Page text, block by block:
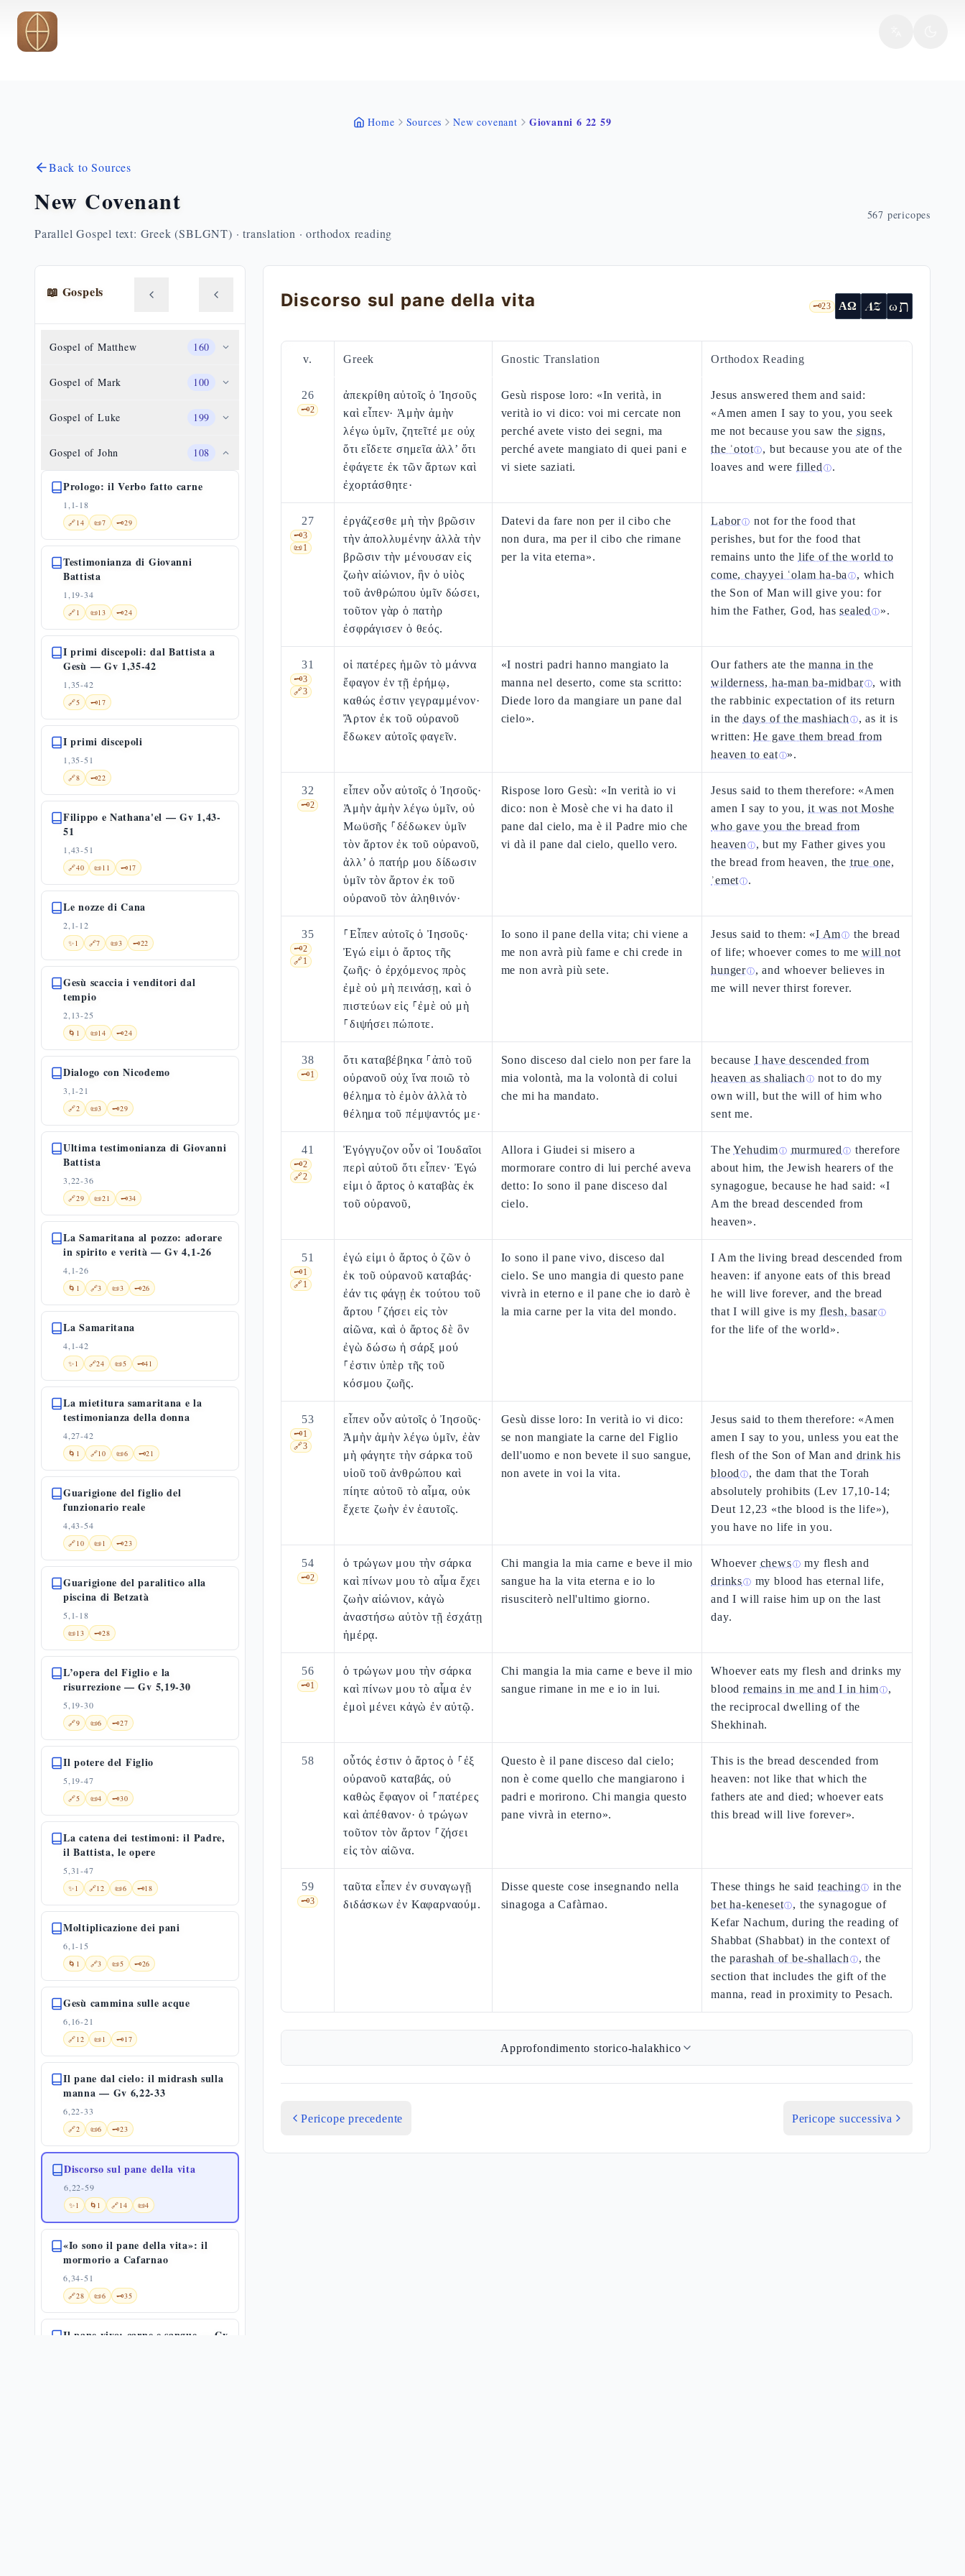
Skip to main content
Home Sources New covenant Giovanni 6 22 59
Back to Sources
New Covenant
Parallel Gospel text: Greek (SBLGNT) · translation · orthodox reading
567 pericopes
📖 Gospels
Gospel of Matthew 160
Gospel of Mark 100
Gospel of Luke 199
Gospel of John 108
Prologo: il Verbo fatto carne
1,1-18
🔗14 📜7 🗝️29
Testimonianza di Giovanni
Battista
1,19-34
🔗1 📜13 🗝️24
I primi discepoli: dal Battista a
Gesù — Gv 1,35-42
1,35-42
🔗5 🗝️17
I primi discepoli
1,35-51
🔗8 🗝️22
Filippo e Nathana'el — Gv 1,43-
51
1,43-51
🔗40 📜11 🗝️17
Le nozze di Cana
2,1-12
✨1 🔗7 📜3 🗝️22
Gesù scaccia i venditori dal
tempio
2,13-25
🌀 1 📜14 🗝️24
Dialogo con Nicodemo
3,1-21
🔗2 📜3 🗝️29
Ultima testimonianza di Giovanni
Battista
3,22-36
🔗29 📜21 🗝️34
La Samaritana al pozzo: adorare
in spirito e verità — Gv 4,1-26
4,1-26
🌀 1 🔗3 📜3 🗝️26
La Samaritana
4,1-42
✨1 🔗24 📜5 🗝️41
La mietitura samaritana e la
testimonianza della donna
4,27-42
🌀 1 🔗10 📜6 🗝️21
Guarigione del figlio del
funzionario reale
4,43-54
🔗10 📜1 🗝️23
Guarigione del paralitico alla
piscina di Betzatà
5,1-18
📜13 🗝️28
L’opera del Figlio e la
risurrezione — Gv 5,19-30
5,19-30
🔗9 📜6 🗝️27
Il potere del Figlio
5,19-47
🔗5 📜4 🗝️30
La catena dei testimoni: il Padre,
il Battista, le opere
5,31-47
✨1 🔗12 📜6 🗝️18
Moltiplicazione dei pani
6,1-15
🌀 1 🔗3 📜5 🗝️26
Gesù cammina sulle acque
6,16-21
🔗12 📜1 🗝️17
Il pane dal cielo: il midrash sulla
manna — Gv 6,22-33
6,22-33
🔗2 📜6 🗝️23
Discorso sul pane della vita
6,22-59
✨1 🌀 1 🔗14 📜4
«Io sono il pane della vita»: il
mormorio a Cafarnao
6,34-51
🔗28 📜6 🗝️35
Il pane vivo: carne e sangue — Gv
Discorso sul pane della vita 🗝️23 ΑΩ AZ ωת
v. Greek Gnostic Translation Orthodox Reading
26
🗝️2
ἀπεκρίθη αὐτοῖς ὁ Ἰησοῦς
καὶ εἶπεν· Ἀμὴν ἀμὴν
λέγω ὑμῖν, ζητεῖτέ με οὐχ
ὅτι εἴδετε σημεῖα ἀλλ’ ὅτι
ἐφάγετε ἐκ τῶν ἄρτων καὶ
ἐχορτάσθητε·
Gesù rispose loro: «In verità, in
verità io vi dico: voi mi cercate non
perché avete visto dei segni, ma
perché avete mangiato di quei pani e
vi siete saziati.
Jesus answered them and said:
«Amen amen I say to you, you seek
me not because you saw the signs,
the ʾototⓘ, but because you ate of the
loaves and werefilled ⓘ.
27
🗝️3
📜1
ἐργάζεσθε μὴ τὴν βρῶσιν
τὴν ἀπολλυμένην ἀλλὰ τὴν
βρῶσιν τὴν μένουσαν εἰς
ζωὴν αἰώνιον, ἣν ὁ υἱὸς
τοῦ ἀνθρώπου ὑμῖν δώσει,
τοῦτον γὰρ ὁ πατὴρ
ἐσφράγισεν ὁ θεός.
Datevi da fare non per il cibo che
non dura, ma per il cibo che rimane
per la vita eterna».
Laborⓘ not for the food that
perishes, but for the food that
remains unto the life of the world to
come, chayyei ʿolam ha-ba ⓘ, which
the Son of Man will give you: for
him the Father, God, hassealed ⓘ».
31
🗝️3
🔗3
οἱ πατέρες ἡμῶν τὸ μάννα
ἔφαγον ἐν τῇ ἐρήμῳ,
καθώς ἐστιν γεγραμμένον·
Ἄρτον ἐκ τοῦ οὐρανοῦ
ἔδωκεν αὐτοῖς φαγεῖν.
«I nostri padri hanno mangiato la
manna nel deserto, come sta scritto:
Diede loro da mangiare un pane dal
cielo».
Our fathers ate themanna in the
wilderness, ha-man ba-midbarⓘ, with
the rabbinic expectation of its return
in the days of the mashiach ⓘ, as it is
written:He gave them bread from
heaven to eatⓘ».
32
🗝️2
εἶπεν οὖν αὐτοῖς ὁ Ἰησοῦς·
Ἀμὴν ἀμὴν λέγω ὑμῖν, οὐ
Μωϋσῆς ⸀δέδωκεν ὑμῖν
τὸν ἄρτον ἐκ τοῦ οὐρανοῦ,
ἀλλ’ ὁ πατήρ μου δίδωσιν
ὑμῖν τὸν ἄρτον ἐκ τοῦ
οὐρανοῦ τὸν ἀληθινόν·
Rispose loro Gesù: «In verità io vi
dico: non è Mosè che vi ha dato il
pane dal cielo, ma è il Padre mio che
vi dà il pane dal cielo, quello vero.
Jesus said to them therefore: «Amen
amen I say to you,it was not Moshe
who gave you the bread from
heaven ⓘ, but my Father gives you
the bread from heaven, the true one,
ʾemetⓘ.
35
🗝️2
🔗1
⸀Εἶπεν αὐτοῖς ὁ Ἰησοῦς·
Ἐγώ εἰμι ὁ ἄρτος τῆς
ζωῆς· ὁ ἐρχόμενος πρὸς
ἐμὲ οὐ μὴ πεινάσῃ, καὶ ὁ
πιστεύων εἰς ⸀ἐμὲ οὐ μὴ
⸀διψήσει πώποτε.
Io sono il pane della vita; chi viene a
me non avrà più fame e chi crede in
me non avrà più sete.
Jesus said to them: «I Amⓘ the bread
of life; whoever comes to mewill not
hungerⓘ, and whoever believes in
me will never thirst forever.
38
🗝️1
ὅτι καταβέβηκα ⸀ἀπὸ τοῦ
οὐρανοῦ οὐχ ἵνα ποιῶ τὸ
θέλημα τὸ ἐμὸν ἀλλὰ τὸ
θέλημα τοῦ πέμψαντός με·
Sono disceso dal cielo non per fare la
mia volontà, ma la volontà di colui
che mi ha mandato.
because I have descended from
heaven as shaliach ⓘ not to do my
own will, but the will of him who
sent me.
41
🗝️2
🔗2
Ἐγόγγυζον οὖν οἱ Ἰουδαῖοι
περὶ αὐτοῦ ὅτι εἶπεν· Ἐγώ
εἰμι ὁ ἄρτος ὁ καταβὰς ἐκ
τοῦ οὐρανοῦ,
Allora i Giudei si misero a
mormorare contro di lui perché aveva
detto: Io sono il pane disceso dal
cielo.
TheYehudimⓘ murmured ⓘ therefore
about him, the Jewish hearers of the
synagogue, because he had said: «I
Am the bread descended from
heaven».
51
🗝️1
🔗1
ἐγώ εἰμι ὁ ἄρτος ὁ ζῶν ὁ
ἐκ τοῦ οὐρανοῦ καταβάς·
ἐάν τις φάγῃ ἐκ τούτου τοῦ
ἄρτου ⸀ζήσει εἰς τὸν
αἰῶνα, καὶ ὁ ἄρτος δὲ ὃν
ἐγὼ δώσω ἡ σάρξ μού
⸀ἐστιν ὑπὲρ τῆς τοῦ
κόσμου ζωῆς.
Io sono il pane vivo, disceso dal
cielo. Se uno mangia di questo pane
vivrà in eterno e il pane che io darò è
la mia carne per la vita del mondo.
I Am the living bread descended from
heaven: if anyone eats of this bread
he will live forever, and the bread
that I will give is my flesh, basarⓘ
for the life of the world».
53
🗝️1
🔗3
εἶπεν οὖν αὐτοῖς ὁ Ἰησοῦς·
Ἀμὴν ἀμὴν λέγω ὑμῖν, ἐὰν
μὴ φάγητε τὴν σάρκα τοῦ
υἱοῦ τοῦ ἀνθρώπου καὶ
πίητε αὐτοῦ τὸ αἷμα, οὐκ
ἔχετε ζωὴν ἐν ἑαυτοῖς.
Gesù disse loro: In verità io vi dico:
se non mangiate la carne del Figlio
dell'uomo e non bevete il suo sangue,
non avete in voi la vita.
Jesus said to them therefore: «Amen
amen I say to you, unless you eat the
flesh of the Son of Man and drink his
blood ⓘ, the dam that the Torah
absolutely prohibits (Lev 17,10-14;
Deut 12,23 «the blood is the life»),
you have no life in you.
54
🗝️2
ὁ τρώγων μου τὴν σάρκα
καὶ πίνων μου τὸ αἷμα ἔχει
ζωὴν αἰώνιον, κἀγὼ
ἀναστήσω αὐτὸν τῇ ἐσχάτῃ
ἡμέρᾳ.
Chi mangia la mia carne e beve il mio
sangue ha la vita eterna e io lo
risusciterò nell'ultimo giorno.
Whoever chewsⓘ my flesh and
drinksⓘ my blood has eternal life,
and I will raise him up on the last
day.
56
🗝️1
ὁ τρώγων μου τὴν σάρκα
καὶ πίνων μου τὸ αἷμα ἐν
ἐμοὶ μένει κἀγὼ ἐν αὐτῷ.
Chi mangia la mia carne e beve il mio
sangue rimane in me e io in lui.
Whoever eats my flesh and drinks my
bloodremains in me and I in himⓘ,
the reciprocal dwelling of the
Shekhinah.
58
οὗτός ἐστιν ὁ ἄρτος ὁ ⸀ἐξ
οὐρανοῦ καταβάς, οὐ
καθὼς ἔφαγον οἱ ⸀πατέρες
καὶ ἀπέθανον· ὁ τρώγων
τοῦτον τὸν ἄρτον ⸀ζήσει
εἰς τὸν αἰῶνα.
Questo è il pane disceso dal cielo;
non è come quello che mangiarono i
padri e morirono. Chi mangia questo
pane vivrà in eterno».
This is the bread descended from
heaven: not like that which the
fathers ate and died; whoever eats
this bread will live forever».
59
🗝️3
ταῦτα εἶπεν ἐν συναγωγῇ
διδάσκων ἐν Καφαρναούμ.
Disse queste cose insegnando nella
sinagoga a Cafàrnao.
These things he saidteachingⓘ in the
bet ha-kenesetⓘ, the synagogue of
Kefar Nachum, during the reading of
Shabbat (Shabbat) in the context of
theparashah of be-shallach ⓘ, the
section that includes the gift of the
manna, read in proximity to Pesach.
Approfondimento storico-halakhico
Pericope precedente Pericope successiva